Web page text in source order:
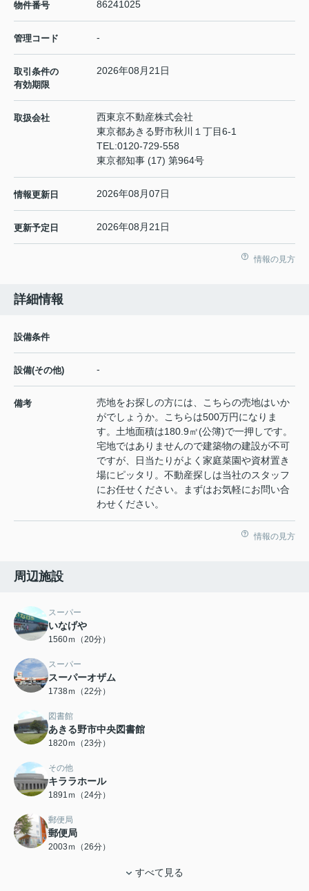
物件番号 86241025
管理コード -
取引条件の
有効期限
2026年08月21日
取扱会社
西東京不動産株式会社
東京都あきる野市秋川１丁目6-1
TEL:0120-729-558
東京都知事 (17) 第964号
情報更新日 2026年08月07日
更新予定日 2026年08月21日
情報の見方
詳細情報
設備条件
設備(その他) -
備考
売地をお探しの方には、こちらの売地はいか
がでしょうか。こちらは500万円になりま
す。土地面積は180.9㎡(公簿)で一押しです。
宅地ではありませんので建築物の建設が不可
ですが、日当たりがよく家庭菜園や資材置き
場にピッタリ。不動産探しは当社のスタッフ
にお任せください。まずはお気軽にお問い合
わせください。
情報の見方
周辺施設
スーパー
いなげや
1560ｍ（20分）
スーパー
スーパーオザム
1738ｍ（22分）
図書館
あきる野市中央図書館
1820ｍ（23分）
その他
キララホール
1891ｍ（24分）
郵便局
郵便局
2003ｍ（26分）
すべて見る